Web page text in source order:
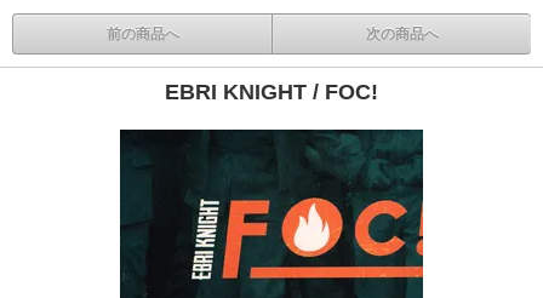
前の商品へ 次の商品へ
EBRI KNIGHT / FOC!